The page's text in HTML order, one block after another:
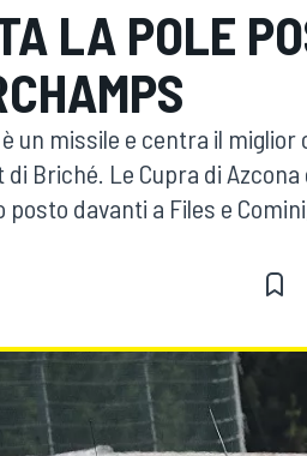
WEC
LA POLE
un missile e centra il
di Briché. Le Cupra di
posto davanti a Files e